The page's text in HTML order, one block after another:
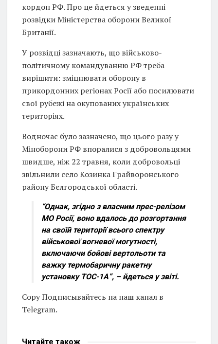
кордон РФ. Про це йдеться у зведенні
розвідки Міністерства оборони Великої
Британії.
У розвідці зазначають, що військово-
політичному командуванню РФ треба
вирішити: зміцнювати оборону в
прикордонних регіонах Росії або посилювати
свої рубежі на окупованих українських
територіях.
Водночас було зазначено, що цього разу у
Міноборони РФ впоралися з добровольцями
швидше, ніж 22 травня, коли добровольці
звільнили село Козинка Грайворонського
району Бєлгородської області.
“Однак, згідно з власним прес-релізом
МО Росії, воно вдалось до розгортання
на своїй території всього спектру
військової вогневої могутності,
включаючи бойові вертольоти та
важку термобаричну ракетну
установку ТОС-1А”, – йдеться у звіті.
Copy Подписывайтесь на наш канал в
Telegram.
Читайте також